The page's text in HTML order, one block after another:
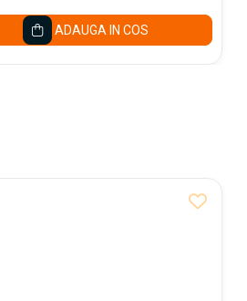
ADAUGA IN COS